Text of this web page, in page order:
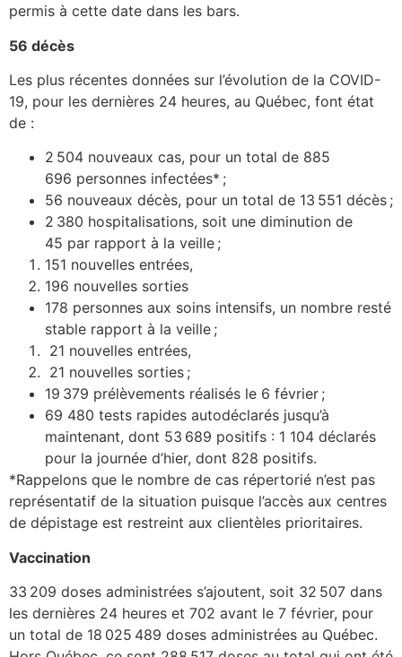
permis à cette date dans les bars.
56 décès
Les plus récentes données sur l’évolution de la COVID-
19, pour les dernières 24 heures, au Québec, font état
de :
2 504 nouveaux cas, pour un total de 885
696 personnes infectées* ;
56 nouveaux décès, pour un total de 13 551 décès ;
2 380 hospitalisations, soit une diminution de
45 par rapport à la veille ;
151 nouvelles entrées,
196 nouvelles sorties
178 personnes aux soins intensifs, un nombre resté
stable rapport à la veille ;
21 nouvelles entrées,
21 nouvelles sorties ;
19 379 prélèvements réalisés le 6 février ;
69 480 tests rapides autodéclarés jusqu’à
maintenant, dont 53 689 positifs : 1 104 déclarés
pour la journée d’hier, dont 828 positifs.
*Rappelons que le nombre de cas répertorié n’est pas
représentatif de la situation puisque l’accès aux centres
de dépistage est restreint aux clientèles prioritaires.
Vaccination
33 209 doses administrées s’ajoutent, soit 32 507 dans
les dernières 24 heures et 702 avant le 7 février, pour
un total de 18 025 489 doses administrées au Québec.